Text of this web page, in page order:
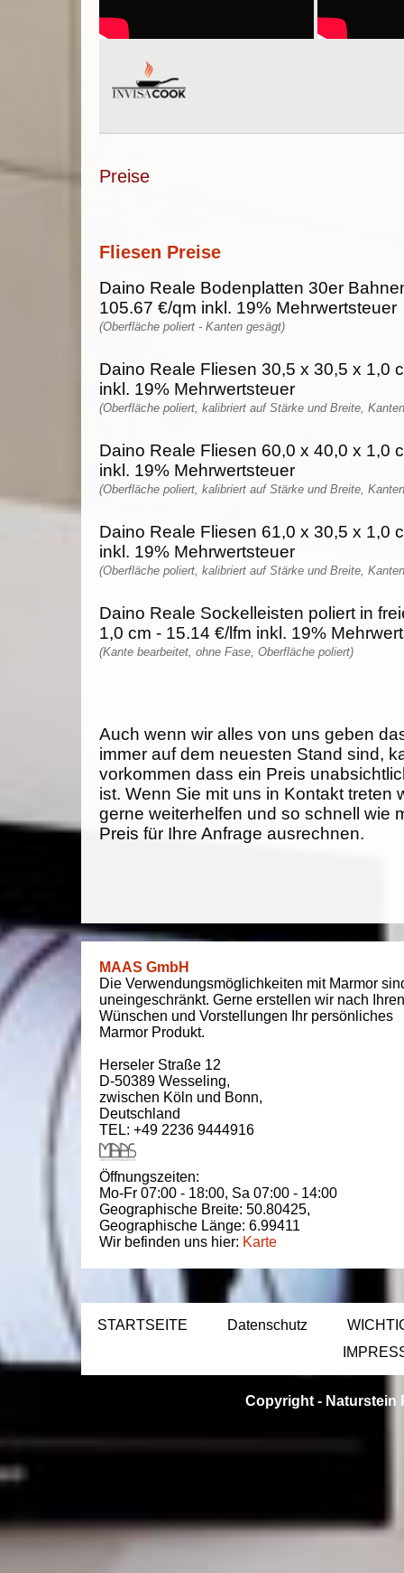
Preise
Fliesen Preise
Daino Reale Bodenplatten 30er
105.67 €/qm inkl. 19% Mehrwertsteuer
(Oberfläche poliert - Kanten gesägt)
Daino Reale Fliesen 30,5 x 30,5 x 1,0
inkl. 19% Mehrwertsteuer
(Oberfläche poliert, kalibriert auf Stärke und Breite,
Daino Reale Fliesen 60,0 x 40,0 x 1,0
inkl. 19% Mehrwertsteuer
(Oberfläche poliert, kalibriert auf Stärke und Breite,
Daino Reale Fliesen 61,0 x 30,5 x 1,0
inkl. 19% Mehrwertsteuer
(Oberfläche poliert, kalibriert auf Stärke und Breite,
Daino Reale Sockelleisten poliert in
1,0 cm - 15.14 €/lfm inkl. 19%
(Kante bearbeitet, ohne Fase, Oberfläche poliert)
Auch wenn wir alles von uns geben
immer auf dem neuesten Stand sind,
vorkommen dass ein Preis
ist. Wenn Sie mit uns in Kontakt treten
gerne weiterhelfen und so schnell wie
Preis für Ihre Anfrage ausrechnen.
MAAS GmbH
Die Verwendungsmöglichkeiten mit Marmor
uneingeschränkt. Gerne erstellen wir nach Ihren
Wünschen und Vorstellungen Ihr persönliches
Marmor Produkt.
Herseler Straße 12
D-50389 Wesseling,
zwischen Köln und Bonn,
Deutschland
TEL: +49 2236 9444916
Öffnungszeiten:
Mo-Fr 07:00 - 18:00, Sa 07:00 - 14:00
Geographische Breite: 50.80425,
Geographische Länge: 6.99411
Wir befinden uns hier: Karte
STARTSEITE Datenschutz
Copyright - Naturstein